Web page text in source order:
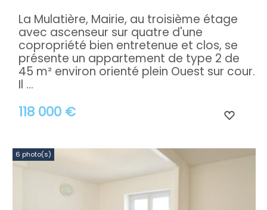
118 000 €
La Mulatière, Mairie, au troisième étage
avec ascenseur sur quatre d'une
copropriété bien entretenue et clos, se
présente un appartement de type 2 de
45 m² environ orienté plein Ouest sur cour.
Il ...
6 photo(s)